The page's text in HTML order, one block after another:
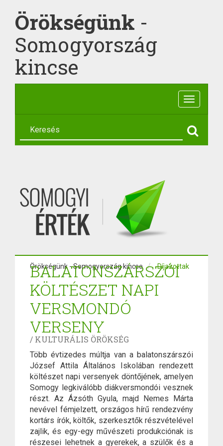
Örökségünk -
Somogyország
kincse
Toggle
Örökségünk - Somogyország kincse Díjazottak
BALATONSZÁRSZÓI
KÖLTÉSZET NAPI
VERSMONDÓ
VERSENY
/ KULTURÁLIS ÖRÖKSÉG
Több évtizedes múltja van a balatonszárszói
József Attila Általános Iskolában rendezett
költészet napi versenyek döntőjének, amelyen
Somogy legkiválóbb diákversmondói vesznek
részt. Az Ázsóth Gyula, majd Nemes Márta
nevével fémjelzett, országos hírű rendezvény
kortárs írók, költők, szerkesztők részvételével
zajlik, és egy-egy művészeti produkciónak is
részesei lehetnek a gyerekek, a szülők és a